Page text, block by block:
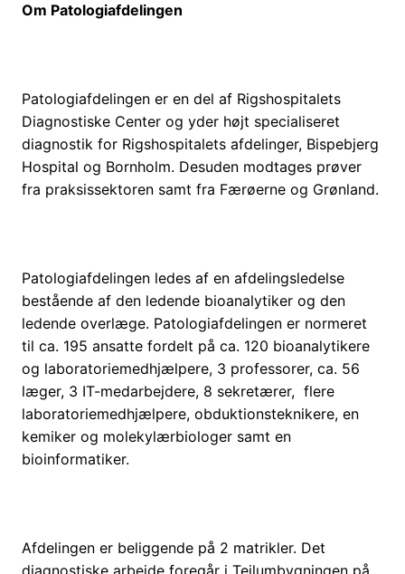
Om Patologiafdelingen
Patologiafdelingen er en del af Rigshospitalets
Diagnostiske Center og yder højt specialiseret
diagnostik for Rigshospitalets afdelinger, Bispebjerg
Hospital og Bornholm. Desuden modtages prøver
fra praksissektoren samt fra Færøerne og Grønland.
Patologiafdelingen ledes af en afdelingsledelse
bestående af den ledende bioanalytiker og den
ledende overlæge. Patologiafdelingen er normeret
til ca. 195 ansatte fordelt på ca. 120 bioanalytikere
og laboratoriemedhjælpere, 3 professorer, ca. 56
læger, 3 IT-medarbejdere, 8 sekretærer, flere
laboratoriemedhjælpere, obduktionsteknikere, en
kemiker og molekylærbiologer samt en
bioinformatiker.
Afdelingen er beliggende på 2 matrikler. Det